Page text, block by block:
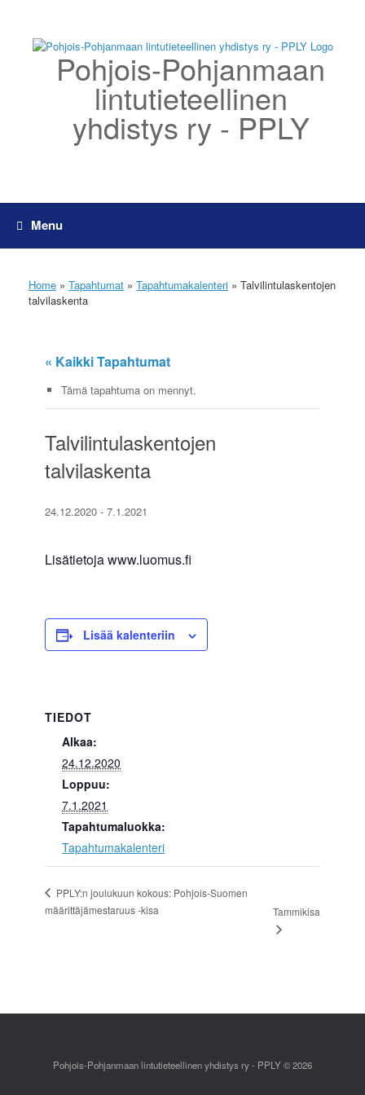
content
Pohjois-Pohjanmaan
lintutieteellinen
yhdistys ry - PPLY
Menu
Home » Tapahtumat » Tapahtumakalenteri » Talvilintulaskentojen
talvilaskenta
« Kaikki Tapahtumat
Tämä tapahtuma on mennyt.
Talvilintulaskentojen
talvilaskenta
24.12.2020 - 7.1.2021
Lisätietoja www.luomus.fi
Lisää kalenteriin
TIEDOT
Alkaa:
24.12.2020
Loppuu:
7.1.2021
Tapahtumaluokka:
Tapahtumakalenteri
PPLY:n joulukuun kokous: Pohjois-Suomen
määrittäjämestaruus -kisa
Tammikisa
Pohjois-Pohjanmaan lintutieteellinen yhdistys ry - PPLY © 2026